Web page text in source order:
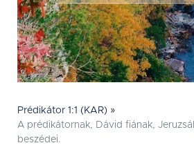
Prédikátor 1:1 (KAR) »
A prédikátornak, Dávid fiának,
beszédei.